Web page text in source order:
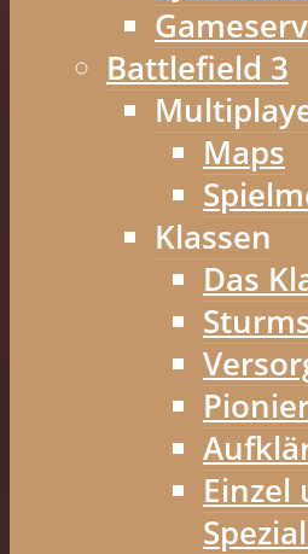
Battlefield 3
Maps
Klassen
Das
Einzel